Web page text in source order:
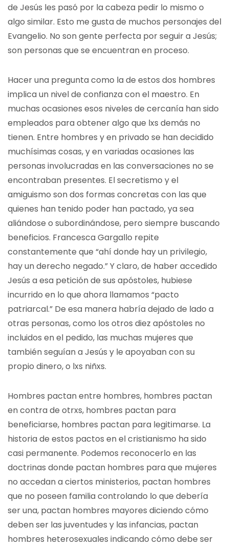
de Jesús les pasó por la cabeza pedir lo mismo o
algo similar. Esto me gusta de muchos personajes del
Evangelio. No son gente perfecta por seguir a Jesús;
son personas que se encuentran en proceso.
Hacer una pregunta como la de estos dos hombres
implica un nivel de confianza con el maestro. En
muchas ocasiones esos niveles de cercanía han sido
empleados para obtener algo que lxs demás no
tienen. Entre hombres y en privado se han decidido
muchísimas cosas, y en variadas ocasiones las
personas involucradas en las conversaciones no se
encontraban presentes. El secretismo y el
amiguismo son dos formas concretas con las que
quienes han tenido poder han pactado, ya sea
aliándose o subordinándose, pero siempre buscando
beneficios. Francesca Gargallo repite
constantemente que “ahí donde hay un privilegio,
hay un derecho negado.” Y claro, de haber accedido
Jesús a esa petición de sus apóstoles, hubiese
incurrido en lo que ahora llamamos “pacto
patriarcal.” De esa manera habría dejado de lado a
otras personas, como los otros diez apóstoles no
incluidos en el pedido, las muchas mujeres que
también seguían a Jesús y le apoyaban con su
propio dinero, o lxs niñxs.
Hombres pactan entre hombres, hombres pactan
en contra de otrxs, hombres pactan para
beneficiarse, hombres pactan para legitimarse. La
historia de estos pactos en el cristianismo ha sido
casi permanente. Podemos reconocerlo en las
doctrinas donde pactan hombres para que mujeres
no accedan a ciertos ministerios, pactan hombres
que no poseen familia controlando lo que debería
ser una, pactan hombres mayores diciendo cómo
deben ser las juventudes y las infancias, pactan
hombres heterosexuales indicando cómo debe ser